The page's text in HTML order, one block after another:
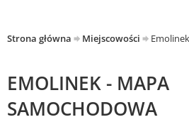
Strona główna Miejscowości
EMOLINEK - MAPA
SAMOCHODOWA